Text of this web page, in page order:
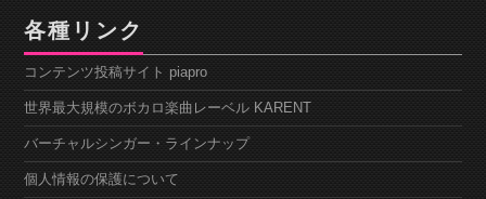
各種リンク
コンテンツ投稿サイト piapro
世界最大規模のボカロ楽曲レーベル KARENT
バーチャルシンガー・ラインナップ
個人情報の保護について